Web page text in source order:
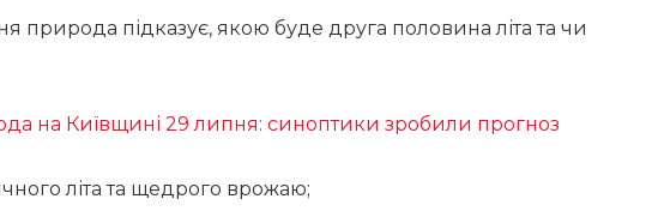
природа підказує, якою буде друга половина літа та чи
на Київщині 29 липня: синоптики зробили прогноз
літа та щедрого врожаю;